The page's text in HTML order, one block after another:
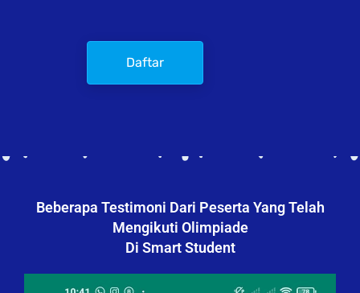
Daftar
Beberapa Testimoni Dari Peserta Yang Telah
Mengikuti Olimpiade
Di Smart Student